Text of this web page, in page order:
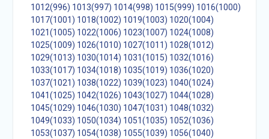
1012(996) 1013(997) 1014(998) 1015(999) 1016(1000)
1017(1001) 1018(1002) 1019(1003) 1020(1004)
1021(1005) 1022(1006) 1023(1007) 1024(1008)
1025(1009) 1026(1010) 1027(1011) 1028(1012)
1029(1013) 1030(1014) 1031(1015) 1032(1016)
1033(1017) 1034(1018) 1035(1019) 1036(1020)
1037(1021) 1038(1022) 1039(1023) 1040(1024)
1041(1025) 1042(1026) 1043(1027) 1044(1028)
1045(1029) 1046(1030) 1047(1031) 1048(1032)
1049(1033) 1050(1034) 1051(1035) 1052(1036)
1053(1037) 1054(1038) 1055(1039) 1056(1040)